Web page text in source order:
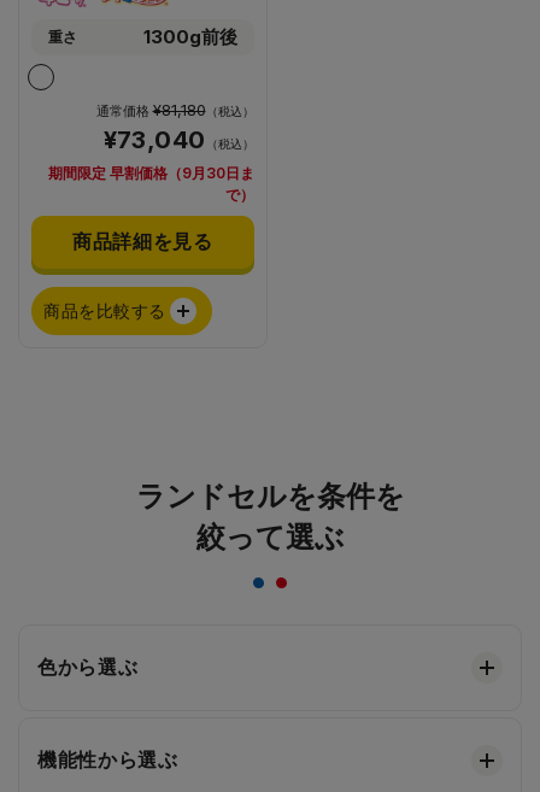
重さ 1300g前後
通常価格¥81,180（税込）
¥73,040 （税込）
期間限定 早割価格（9月30日ま
で）
商品詳細を見る
商品を比較する
ランドセルを条件を
絞って選ぶ
色から選ぶ
機能性から選ぶ